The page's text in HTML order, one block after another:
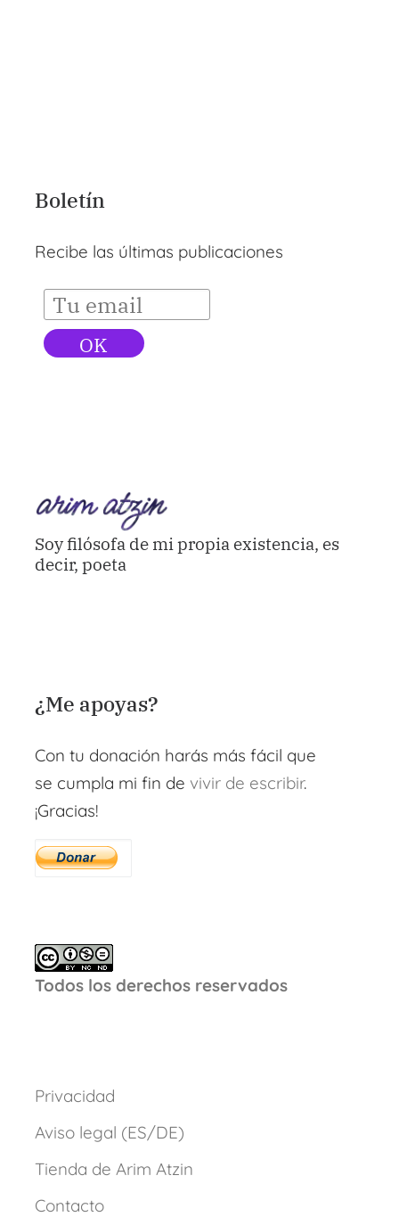
Boletín
Recibe las últimas publicaciones
Soy filósofa de mi propia existencia, es
decir, poeta
¿Me apoyas?
Con tu donación harás más fácil que
se cumpla mi fin de vivir de escribir.
¡Gracias!
Todos los derechos reservados
Privacidad
Aviso legal (ES/DE)
Tienda de Arim Atzin
Contacto